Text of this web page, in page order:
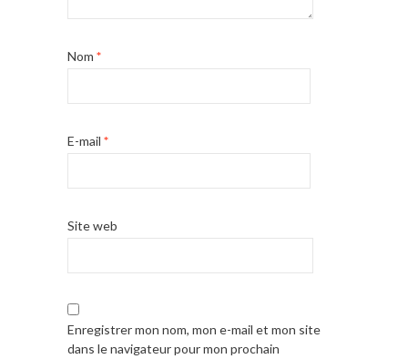
Nom *
E-mail *
Site web
Enregistrer mon nom, mon e-mail et mon site
dans le navigateur pour mon prochain